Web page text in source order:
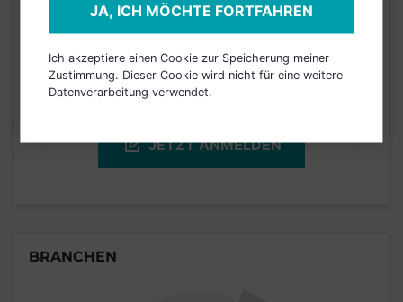
registrieren, um dieses Feature
freizuschalten.
JETZT ANMELDEN
BRANCHEN
JA, ICH MÖCHTE FORTFAHREN
Ich akzeptiere einen Cookie zur Speicherung meiner
Zustimmung. Dieser Cookie wird nicht für eine weitere
Datenverarbeitung verwendet.